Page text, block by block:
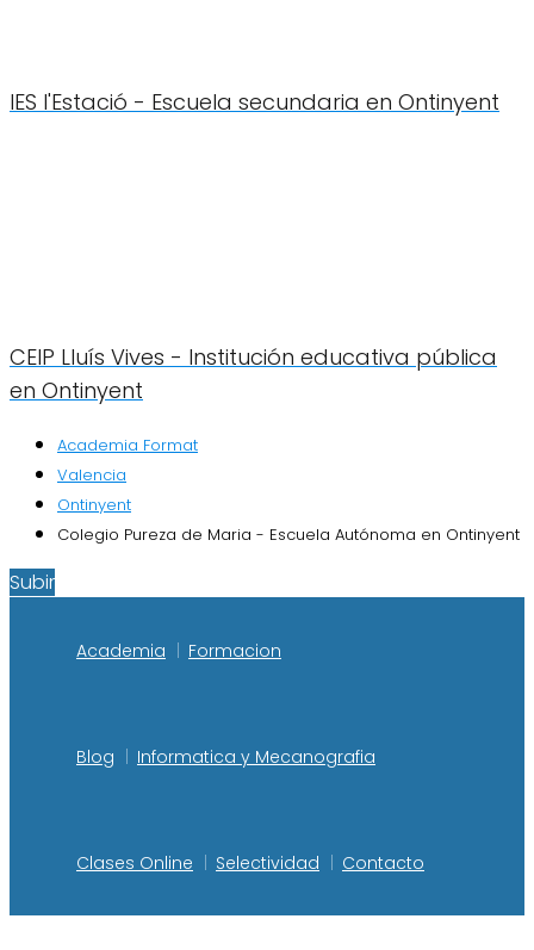
IES l'Estació - Escuela secundaria en Ontinyent
CEIP Lluís Vives - Institución educativa pública
en Ontinyent
Academia Format
Valencia
Ontinyent
Colegio Pureza de Maria - Escuela Autónoma en Ontinyent
Subir
Academia Formacion
Blog Informatica y Mecanografia
Clases Online Selectividad Contacto